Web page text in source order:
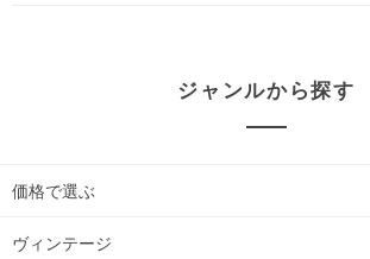
ジャンルから探す
価格で選ぶ
ヴィンテージ